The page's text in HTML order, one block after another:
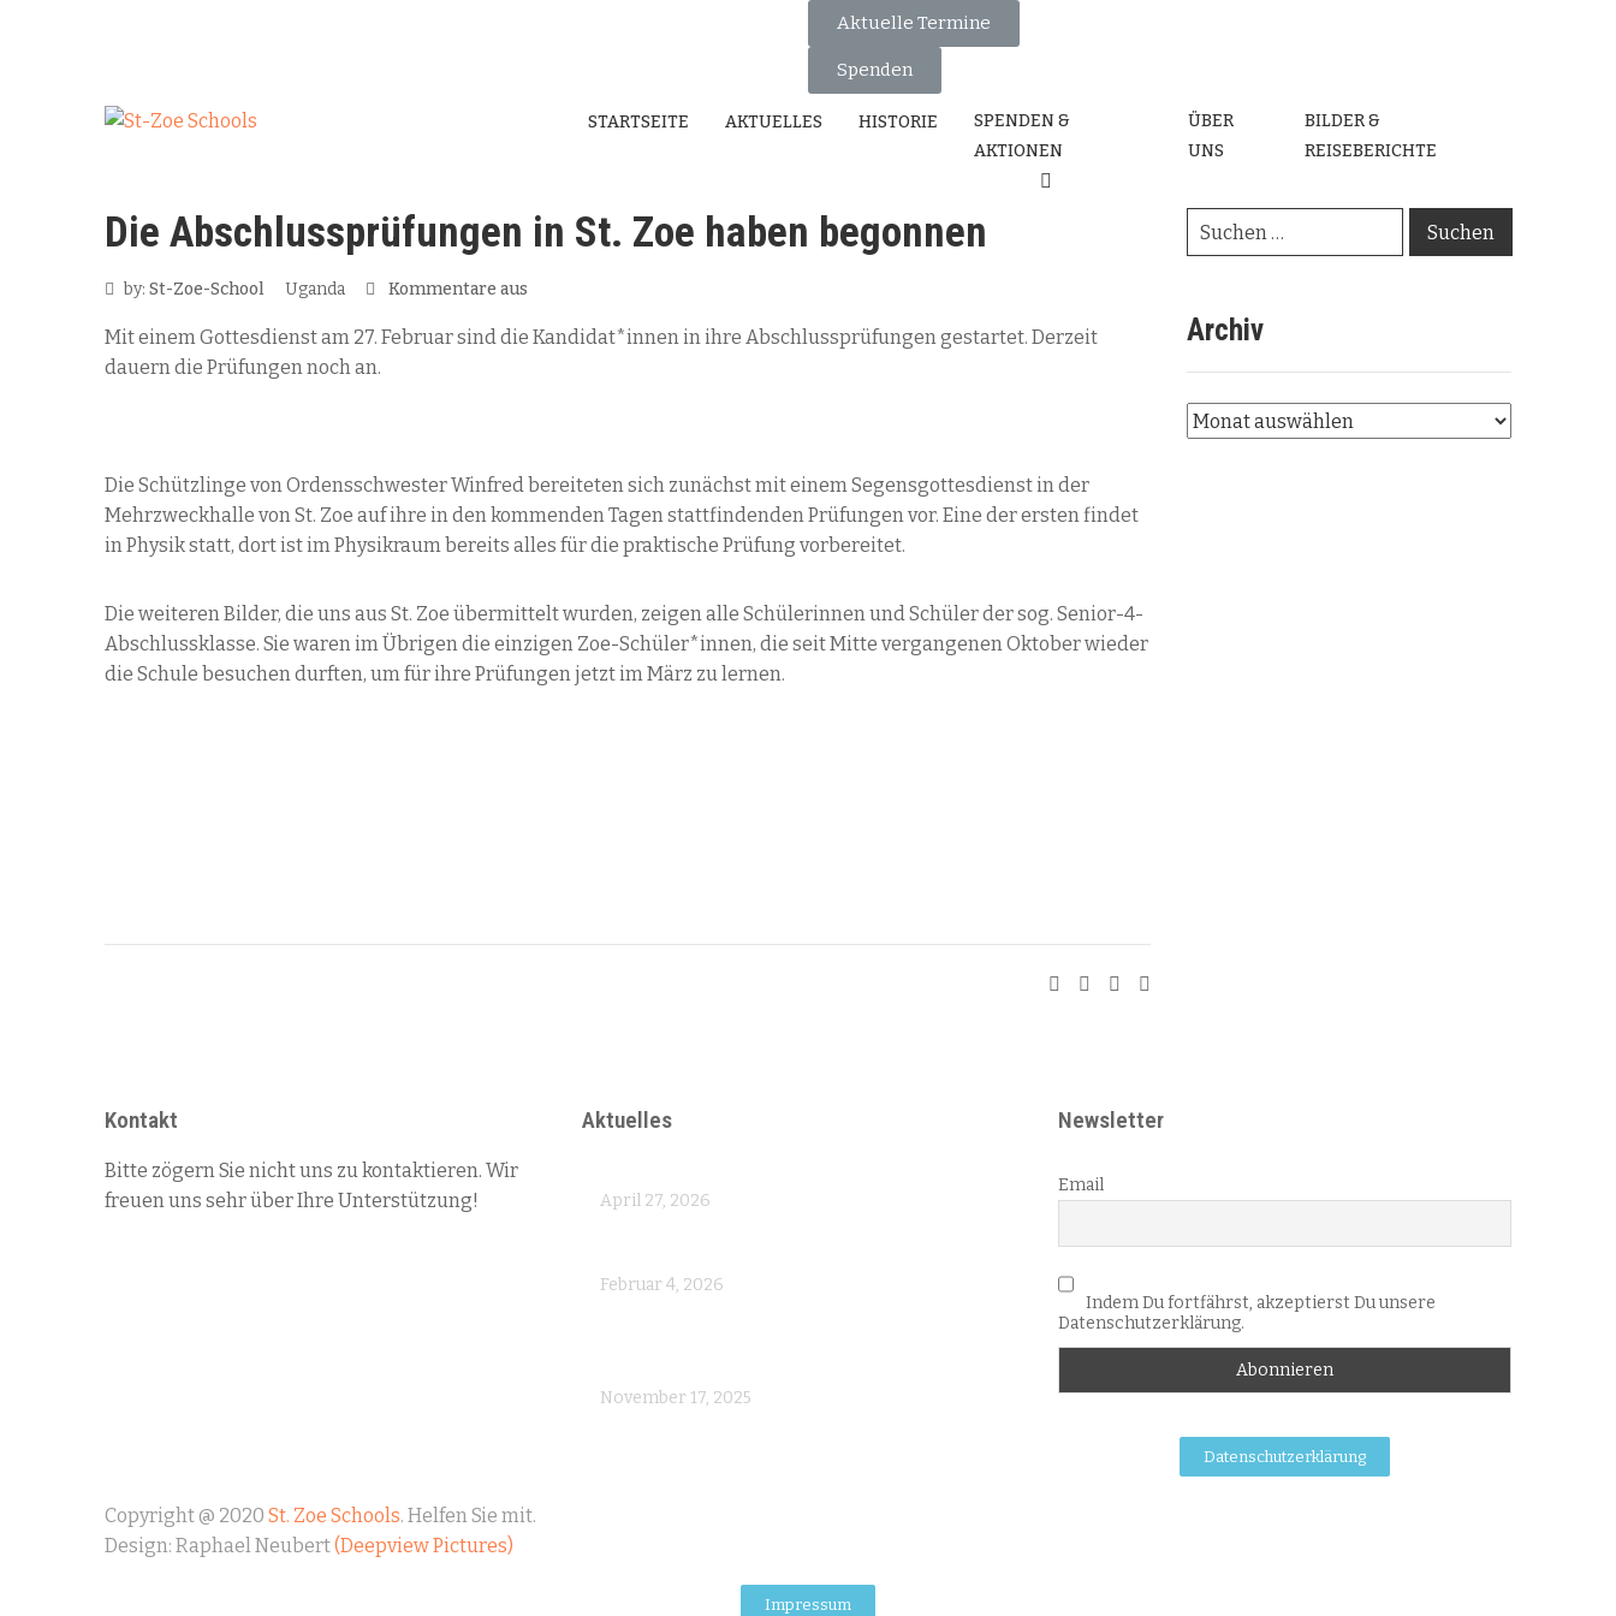
Aktuelle Termine
Spenden
STARTSEITE AKTUELLES HISTORIE
SPENDEN &
AKTIONEN
ÜBER
UNS
BILDER &
REISEBERICHTE
Die Abschlussprüfungen in St. Zoe haben begonnen
by: St-Zoe-School Uganda Kommentare aus
Mit einem Gottesdienst am 27. Februar sind die Kandidat*innen in ihre Abschlussprüfungen gestartet. Derzeit
dauern die Prüfungen noch an.
Die Schützlinge von Ordensschwester Winfred bereiteten sich zunächst mit einem Segensgottesdienst in der
Mehrzweckhalle von St. Zoe auf ihre in den kommenden Tagen stattfindenden Prüfungen vor. Eine der ersten findet
in Physik statt, dort ist im Physikraum bereits alles für die praktische Prüfung vorbereitet.
Die weiteren Bilder, die uns aus St. Zoe übermittelt wurden, zeigen alle Schülerinnen und Schüler der sog. Senior-4-
Abschlussklasse. Sie waren im Übrigen die einzigen Zoe-Schüler*innen, die seit Mitte vergangenen Oktober wieder
die Schule besuchen durften, um für ihre Prüfungen jetzt im März zu lernen.
Archiv
Kontakt
Bitte zögern Sie nicht uns zu kontaktieren. Wir
freuen uns sehr über Ihre Unterstützung!
Aktuelles
April 27, 2026
Februar 4, 2026
November 17, 2025
Newsletter
Email
Indem Du fortfährst, akzeptierst Du unsere
Datenschutzerklärung.
Datenschutzerklärung
Copyright @ 2020 St. Zoe Schools. Helfen Sie mit.
Design: Raphael Neubert(Deepview Pictures)
Impressum